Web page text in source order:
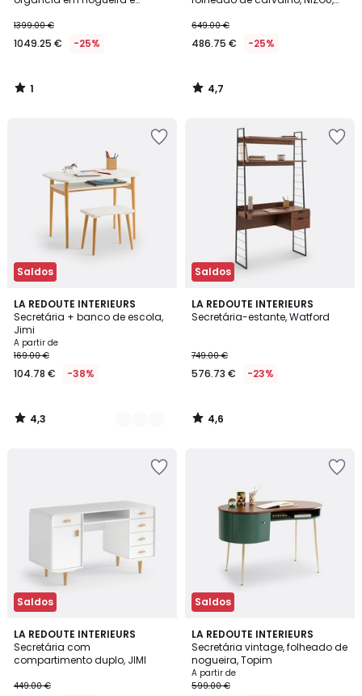
1399.00 €
1049.25 € -25%
1
/
649.00 €
486.75 € -25%
4,7
/
Saldos
LA REDOUTE INTERIEURS
Secretária + banco de escola,
Jimi
A partir de
169.00 €
104.78 € -38%
4,3
/ 5
2
Cores
4,3
/
Saldos
LA REDOUTE INTERIEURS
Secretária-estante, Watford
749.00 €
576.73 € -23%
4,6
/ 5
4,6
/
Saldos
LA REDOUTE INTERIEURS
Secretária com
compartimento duplo, JIMI
449.00 €
4,1
/ 5
Saldos
LA REDOUTE INTERIEURS
Secretária vintage, folheado de
nogueira, Topim
A partir de
599.00 €
4,4
/ 5
2
Cores